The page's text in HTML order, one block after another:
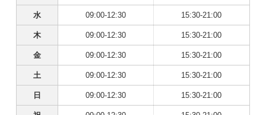
水 09:00-12:30 15:30-21:00
木 09:00-12:30 15:30-21:00
金 09:00-12:30 15:30-21:00
土 09:00-12:30 15:30-21:00
日 09:00-12:30 15:30-21:00